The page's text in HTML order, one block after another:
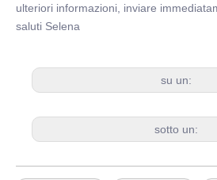
ulteriori informazioni, inviare
saluti Selena
su un:
sotto un: